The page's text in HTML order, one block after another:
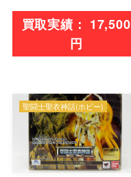
17,500
円
聖闘士聖衣神話(ホビー)